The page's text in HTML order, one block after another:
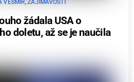
VESMÍR ,ZAJÍMAVOSTI
žádala USA o
doletu, až se je naučila